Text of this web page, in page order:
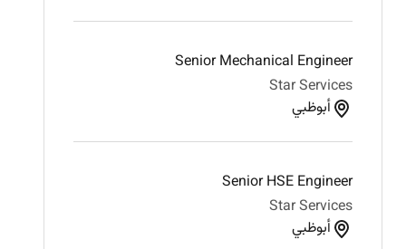
Senior Mechanical Engineer
Star Services
أبوظبي
Senior HSE Engineer
Star Services
أبوظبي